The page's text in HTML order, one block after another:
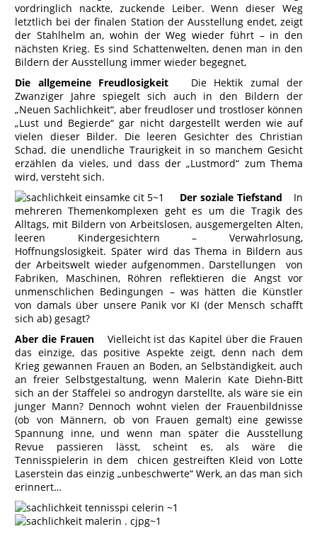
vordringlich nackte, zuckende Leiber. Wenn dieser Weg
letztlich bei der finalen Station der Ausstellung endet, zeigt
der Stahlhelm an, wohin der Weg wieder führt – in den
nächsten Krieg. Es sind Schattenwelten, denen man in den
Bildern der Ausstellung immer wieder begegnet,
Die allgemeine Freudlosigkeit Die Hektik zumal der
Zwanziger Jahre spiegelt sich auch in den Bildern der
„Neuen Sachlichkeit“, aber freudloser und trostloser können
„Lust und Begierde“ gar nicht dargestellt werden wie auf
vielen dieser Bilder. Die leeren Gesichter des Christian
Schad, die unendliche Traurigkeit in so manchem Gesicht
erzählen da vieles, und dass der „Lustmord“ zum Thema
wird, versteht sich.
Der soziale Tiefstand In
mehreren Themenkomplexen geht es um die Tragik des
Alltags, mit Bildern von Arbeitslosen, ausgemergelten Alten,
leeren Kindergesichtern – Verwahrlosung,
Hoffnungslosigkeit. Später wird das Thema in Bildern aus
der Arbeitswelt wieder aufgenommen. Darstellungen von
Fabriken, Maschinen, Röhren reflektieren die Angst vor
unmenschlichen Bedingungen – was hätten die Künstler
von damals über unsere Panik vor KI (der Mensch schafft
sich ab) gesagt?
Aber die FrauenVielleicht ist das Kapitel über die Frauen
das einzige, das positive Aspekte zeigt, denn nach dem
Krieg gewannen Frauen an Boden, an Selbständigkeit, auch
an freier Selbstgestaltung, wenn Malerin Kate Diehn-Bitt
sich an der Staffelei so androgyn darstellte, als wäre sie ein
junger Mann? Dennoch wohnt vielen der Frauenbildnisse
(ob von Männern, ob von Frauen gemalt) eine gewisse
Spannung inne, und wenn man später die Ausstellung
Revue passieren lässt, scheint es, als wäre die
Tennisspielerin in dem chicen gestreiften Kleid von Lotte
Laserstein das einzig „unbeschwerte“ Werk, an das man sich
erinnert…